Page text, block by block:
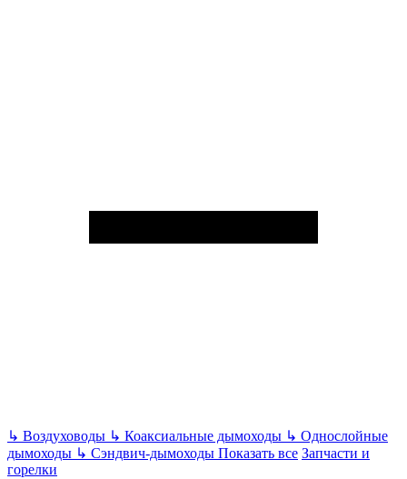
↳ Воздуховоды ↳ Коаксиальные дымоходы ↳ Однослойные
дымоходы ↳ Сэндвич-дымоходы Показать все Запчасти и
горелки